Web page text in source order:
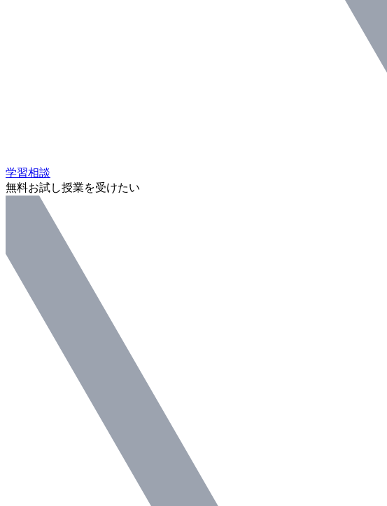
学習相談
無料お試し授業を受けたい